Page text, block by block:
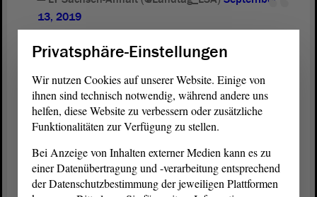
13, 2019
Landtagspräsidentin Gabriele Brakebusch war sehr beeindruckt von
der Darstellung der Schüler. Sie hätten es mit einfachen Mitteln
geschafft, sie wieder in die Zeit der politischen Wende und des
Mauerfalls zurückzuversetzen. „Ich war emotional wirklich sehr
berührt“, sagte sie anschließend den Schülerinnern und Schülern
und dankte ihnen für ihr Engagement im Rahmen des Projektes.
Privatsphäre-Einstellungen
Wir nutzen Cookies auf unserer Website. Einige von
ihnen sind technisch notwendig, während andere uns
helfen, diese Website zu verbessern oder zusätzliche
Funktionalitäten zur Verfügung zu stellen.
Bei Anzeige von Inhalten externer Medien kann es zu
einer Datenübertragung und -verarbeitung entsprechend
der Datenschutzbestimmung der jeweiligen Plattformen